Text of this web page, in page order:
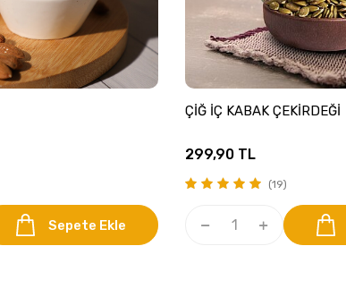
Sepete Ekle
ÇİĞ İÇ KABAK ÇEKİRDEĞİ
299,90 TL
(19)